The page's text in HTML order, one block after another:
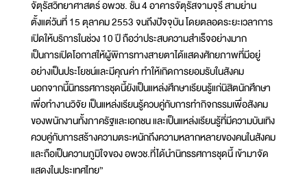
จัตุรัสวิทยาศาสตร์ อพวช. ชั้น 4 อาคารจัตุรัสจามจุรี สามย่าน
ตั้งแต่วันที่ 15 ตุลาคม 2553 จนถึงปัจจุบัน โดยตลอดระยะเวลาการ
เปิดให้บริการในช่วง 10 ปี ถือว่าประสบความสำเร็จอย่างมาก
เป็นการเปิดโอกาสให้ผู้พิการทางสายตาได้แสดงศักยภาพที่มีอยู่
อย่างเป็นประโยชน์และมีคุณค่า ทำให้เกิดการยอมรับในสังคม
นอกจากนี้นิทรรศการชุดนี้ยังเป็นแหล่งศึกษาเรียนรู้แก่นิสิตนักศึกษา
เพื่อทำงานวิจัย เป็นแหล่งเรียนรู้ควบคู่กับการทำกิจกรรมเพื่อสังคม
ของพนักงานทั้งภาครัฐและเอกชน และเป็นแหล่งเรียนรู้ที่มีความบันเทิง
ควบคู่กับการสร้างความตระหนักถึงความหลากหลายของคนในสังคม
และถือเป็นความภูมิใจของ อพวช.ที่ได้นำนิทรรศการชุดนี้ เข้ามาจัด
แสดงในประเทศไทย”